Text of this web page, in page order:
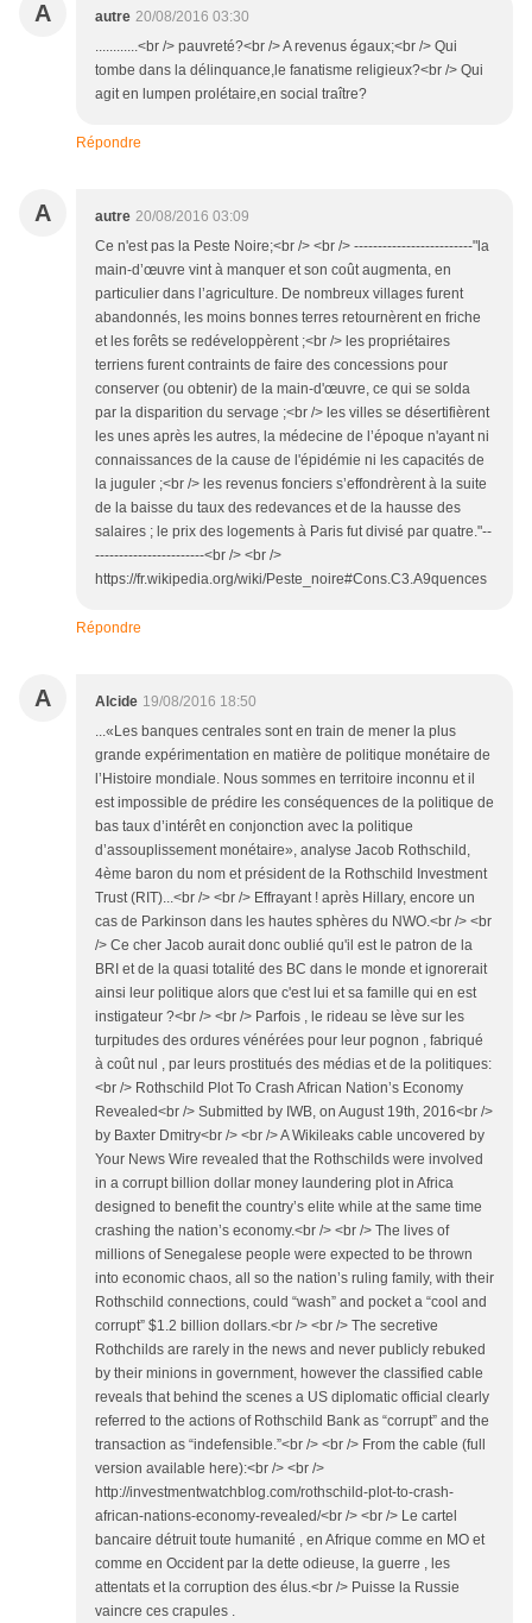
A autre 20/08/2016 03:30
............<br /> pauvreté?<br /> A revenus égaux;<br /> Qui
tombe dans la délinquance,le fanatisme religieux?<br /> Qui
agit en lumpen prolétaire,en social traître?
Répondre
A autre 20/08/2016 03:09
Ce n'est pas la Peste Noire;<br /> <br /> -------------------------"la
main-d’œuvre vint à manquer et son coût augmenta, en
particulier dans l’agriculture. De nombreux villages furent
abandonnés, les moins bonnes terres retournèrent en friche
et les forêts se redéveloppèrent ;<br /> les propriétaires
terriens furent contraints de faire des concessions pour
conserver (ou obtenir) de la main-d'œuvre, ce qui se solda
par la disparition du servage ;<br /> les villes se désertifièrent
les unes après les autres, la médecine de l’époque n'ayant ni
connaissances de la cause de l'épidémie ni les capacités de
la juguler ;<br /> les revenus fonciers s’effondrèrent à la suite
de la baisse du taux des redevances et de la hausse des
salaires ; le prix des logements à Paris fut divisé par quatre."--
-----------------------<br /> <br />
https://fr.wikipedia.org/wiki/Peste_noire#Cons.C3.A9quences
Répondre
A Alcide 19/08/2016 18:50
...«Les banques centrales sont en train de mener la plus
grande expérimentation en matière de politique monétaire de
l’Histoire mondiale. Nous sommes en territoire inconnu et il
est impossible de prédire les conséquences de la politique de
bas taux d’intérêt en conjonction avec la politique
d’assouplissement monétaire», analyse Jacob Rothschild,
4ème baron du nom et président de la Rothschild Investment
Trust (RIT)...<br /> <br /> Effrayant ! après Hillary, encore un
cas de Parkinson dans les hautes sphères du NWO.<br /> <br
/> Ce cher Jacob aurait donc oublié qu'il est le patron de la
BRI et de la quasi totalité des BC dans le monde et ignorerait
ainsi leur politique alors que c'est lui et sa famille qui en est
instigateur ?<br /> <br /> Parfois , le rideau se lève sur les
turpitudes des ordures vénérées pour leur pognon , fabriqué
à coût nul , par leurs prostitués des médias et de la politiques:
<br /> Rothschild Plot To Crash African Nation’s Economy
Revealed<br /> Submitted by IWB, on August 19th, 2016<br />
by Baxter Dmitry<br /> <br /> A Wikileaks cable uncovered by
Your News Wire revealed that the Rothschilds were involved
in a corrupt billion dollar money laundering plot in Africa
designed to benefit the country’s elite while at the same time
crashing the nation’s economy.<br /> <br /> The lives of
millions of Senegalese people were expected to be thrown
into economic chaos, all so the nation’s ruling family, with their
Rothschild connections, could “wash” and pocket a “cool and
corrupt” $1.2 billion dollars.<br /> <br /> The secretive
Rothchilds are rarely in the news and never publicly rebuked
by their minions in government, however the classified cable
reveals that behind the scenes a US diplomatic official clearly
referred to the actions of Rothschild Bank as “corrupt” and the
transaction as “indefensible.”<br /> <br /> From the cable (full
version available here):<br /> <br />
http://investmentwatchblog.com/rothschild-plot-to-crash-
african-nations-economy-revealed/<br /> <br /> Le cartel
bancaire détruit toute humanité , en Afrique comme en MO et
comme en Occident par la dette odieuse, la guerre , les
attentats et la corruption des élus.<br /> Puisse la Russie
vaincre ces crapules .